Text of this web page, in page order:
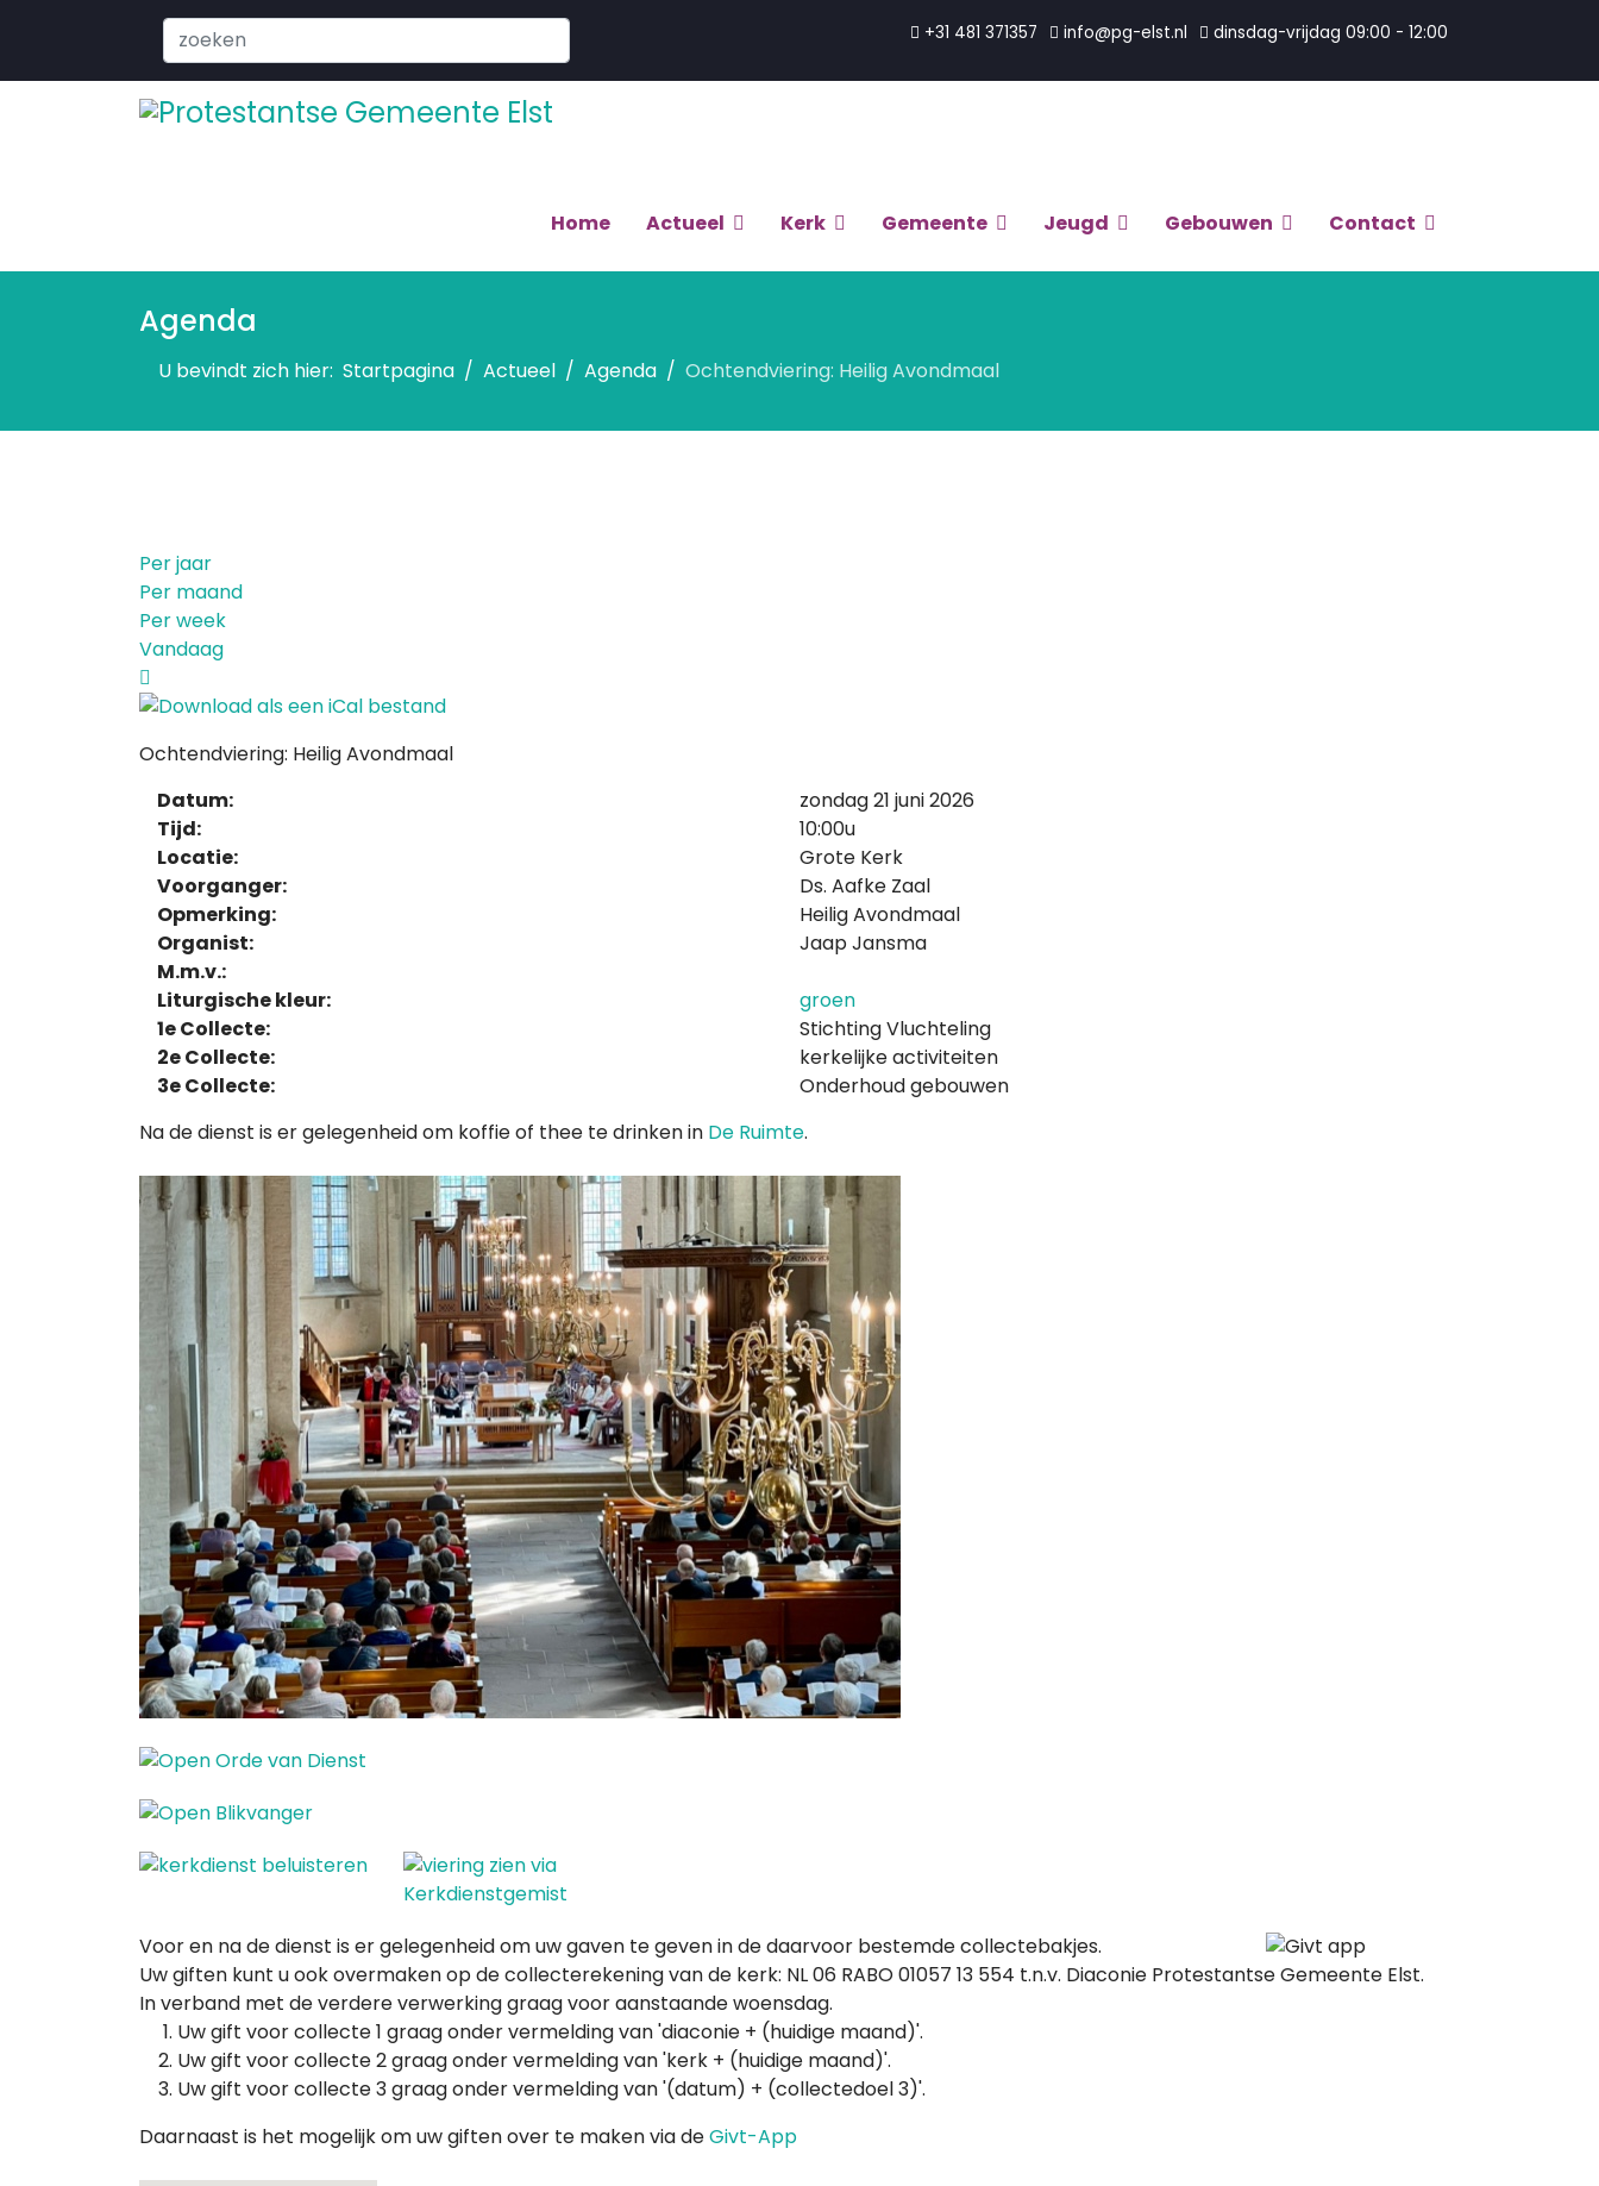
Search
...
+31 481 371357 info@pg-elst.nl dinsdag-vrijdag 09:00 - 12:00
Home Actueel Kerk Gemeente Jeugd Gebouwen Contact
Agenda
U bevindt zich hier: Startpagina Actueel Agenda Ochtendviering: Heilig Avondmaal
Per jaar
Per maand
Per week
Vandaag
Ochtendviering: Heilig Avondmaal
Datum:
zondag 21 juni 2026
Tijd:
10:00u
Locatie:
Grote Kerk
Voorganger:
Ds. Aafke Zaal
Opmerking:
Heilig Avondmaal
Organist:
Jaap Jansma
M.m.v.:
Liturgische kleur:
groen
1e Collecte:
Stichting Vluchteling
2e Collecte:
kerkelijke activiteiten
3e Collecte:
Onderhoud gebouwen
Na de dienst is er gelegenheid om koffie of thee te drinken in De Ruimte.
Voor en na de dienst is er gelegenheid om uw gaven te geven in de daarvoor bestemde collectebakjes.
Uw giften kunt u ook overmaken op de collecterekening van de kerk: NL 06 RABO 01057 13 554 t.n.v. Diaconie Protestantse Gemeente Elst.
In verband met de verdere verwerking graag voor aanstaande woensdag.
Uw gift voor collecte 1 graag onder vermelding van 'diaconie + (huidige maand)'.
Uw gift voor collecte 2 graag onder vermelding van 'kerk + (huidige maand)'.
Uw gift voor collecte 3 graag onder vermelding van '(datum) + (collectedoel 3)'.
Daarnaast is het mogelijk om uw giften over te maken via deGivt-App